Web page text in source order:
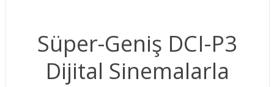
Süper-Geniş DCI-P3
Dijital Sinemalarla